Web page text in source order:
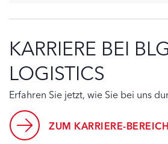
KARRIERE BEI BLG
LOGISTICS
Erfahren Sie jetzt, wie Sie bei uns
ZUM KARRIERE-BEREICH